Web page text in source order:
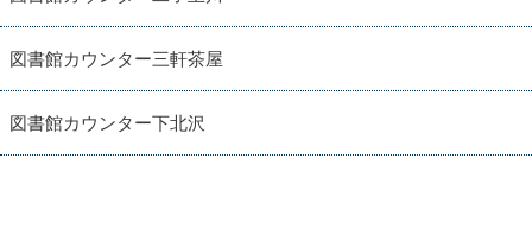
図書館カウンター三軒茶屋
図書館カウンター下北沢